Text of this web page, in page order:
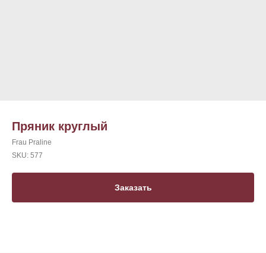
Пряник круглый
Frau Praline
SKU: 577
Заказать